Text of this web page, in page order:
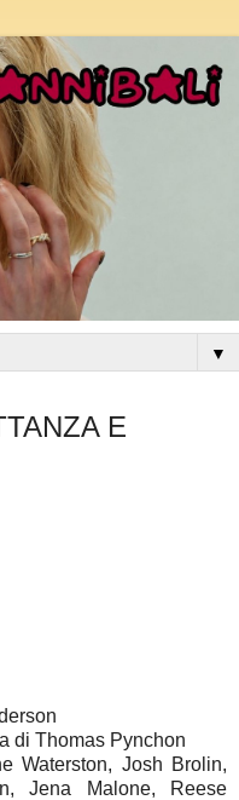
▼
E
di Thomas Pynchon
Waterston, Josh Brolin,
Jena Malone, Reese